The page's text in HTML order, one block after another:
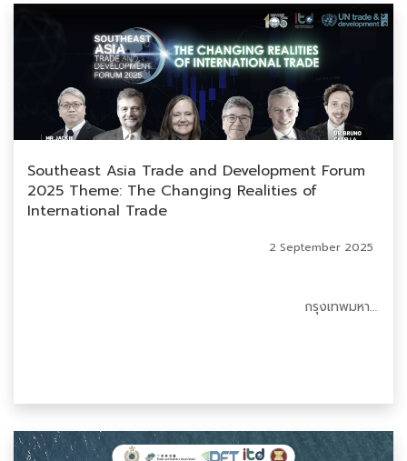
Southeast Asia Trade and Development Forum
2025 Theme: The Changing Realities of
International Trade
กรุงเทพมหานคร
2 September 2025